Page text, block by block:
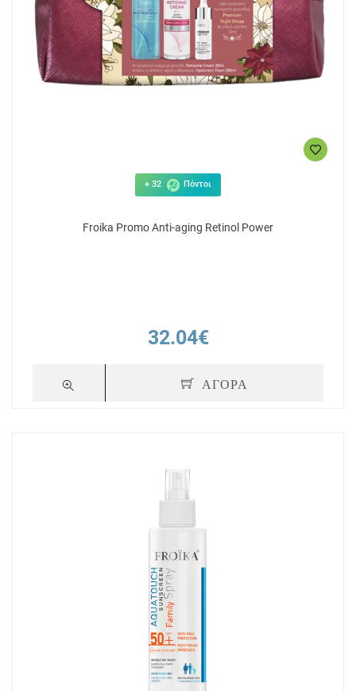
+ 32 Πόντοι
Froika Promo Anti-aging Retinol Power
32.04€
ΑΓΟΡΑ